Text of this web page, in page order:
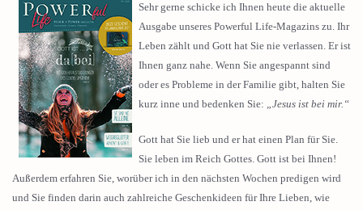
Sehr gerne schicke ich Ihnen heute die aktuelle
Ausgabe unseres Powerful Life-Magazins zu. Ihr
Leben zählt und Gott hat Sie nie verlassen. Er ist
Ihnen ganz nahe. Wenn Sie angespannt sind
oder es Probleme in der Familie gibt, halten Sie
kurz inne und bedenken Sie: „Jesus ist bei mir.“
Gott hat Sie lieb und er hat einen Plan für Sie.
Sie leben im Reich Gottes. Gott ist bei Ihnen!
Außerdem erfahren Sie, worüber ich in den nächsten Wochen predigen wird
und Sie finden darin auch zahlreiche Geschenkideen für Ihre Lieben, wie